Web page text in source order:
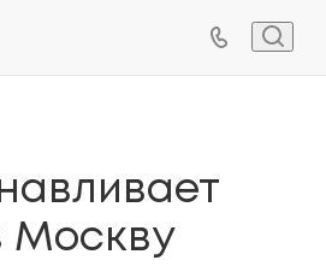
Москву